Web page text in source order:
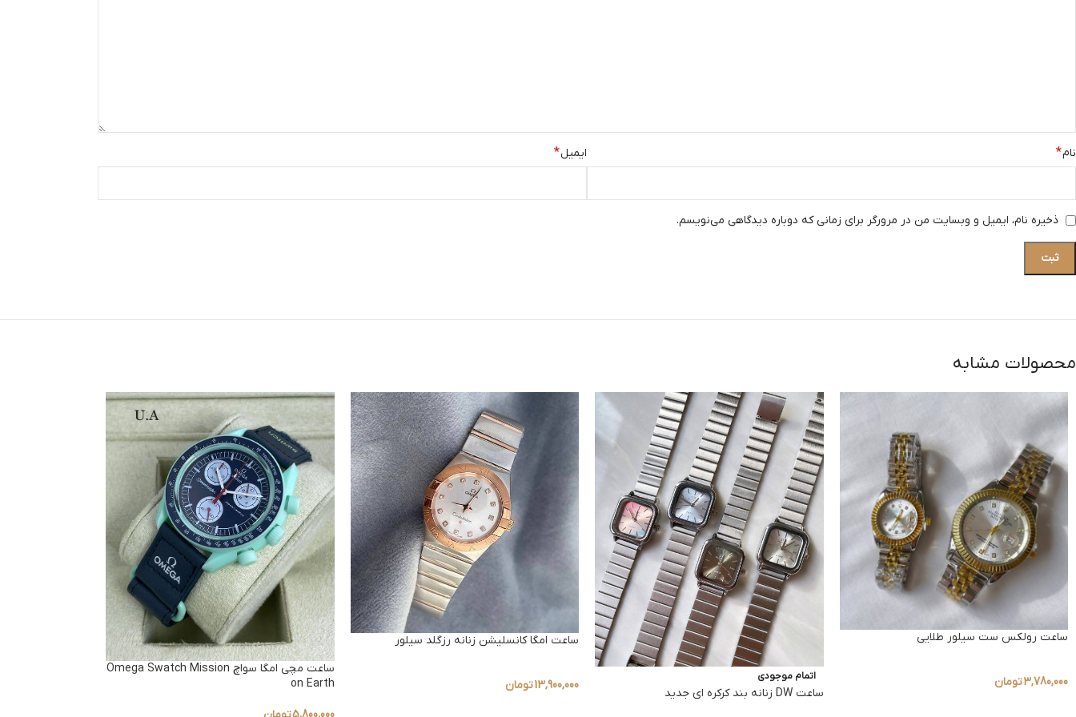
نام* ایمیل*
ذخیره نام، ایمیل و وبسایت من در مرورگر برای زمانی که دوباره دیدگاهی می‌نویسم.
محصولات مشابه
ساعت رولکس ست سیلور طلایی
3,780,000تومان اتمام موجودی
ساعت DW زنانه بند کرکره ای جدید
ساعت امگا کانسلیشن زنانه رزگلد سیلور
13,900,000تومان
ساعت مچی امگا سواچ Omega Swatch Mission
on Earth